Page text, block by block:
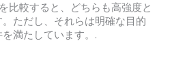
比較すると、どちらも高強度と
ただし、それらは明確な目的
満たしています。.